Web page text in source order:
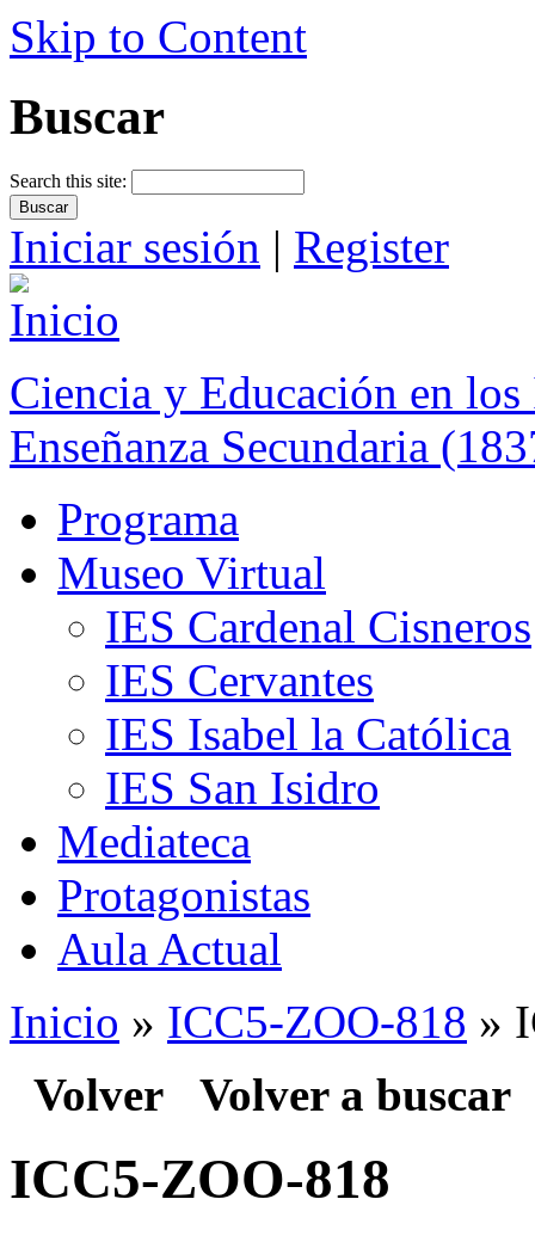
Skip to Content
Buscar
Search this site:
Iniciar sesión | Register
Ciencia y Educación en
Enseñanza Secundaria
Programa
Museo Virtual
IES Cardenal Cisneros
IES Cervantes
IES Isabel la Católica
IES San Isidro
Mediateca
Protagonistas
Aula Actual
Inicio » ICC5-ZOO-818 »
Volver Volver a buscar
ICC5-ZOO-818